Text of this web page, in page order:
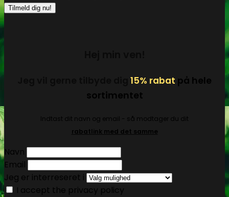
15% rabat på hele
sortimentet
Indtast dit navn og email - så modtager du dit
rabatlink med det samme
Navn
Email
Jeg er interreseret i
I accept the privacy policy